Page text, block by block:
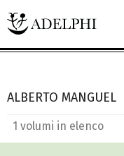
ALBERTO MANGUEL
1 volumi in elenco